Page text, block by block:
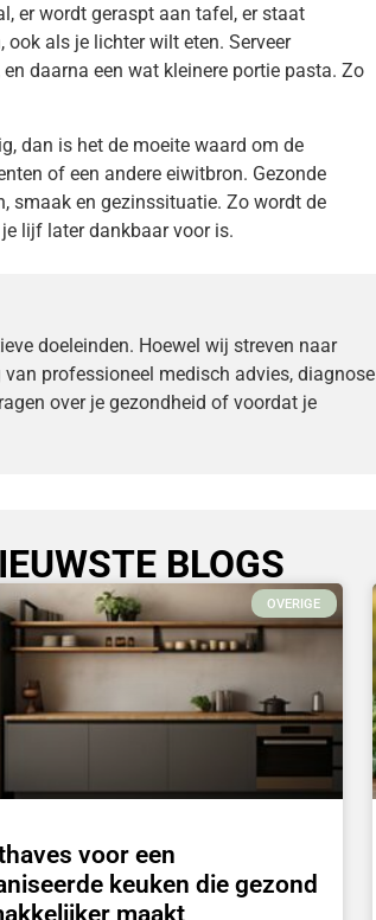
er wordt geraspt aan tafel, er staat
als je lichter wilt eten. Serveer
daarna een wat kleinere portie pasta. Zo
dan is het de moeite waard om de
of een andere eiwitbron. Gezonde
smaak en gezinssituatie. Zo wordt de
lijf later dankbaar voor is.
doeleinden. Hoewel wij streven naar
professioneel medisch advies, diagnose
over je gezondheid of voordat je
BLOGS
OVERIGE
voor een
keuken die gezond
maakt